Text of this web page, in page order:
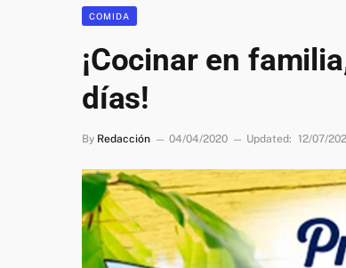
COMIDA
¡Cocinar en
días!
By Redacción 04/04/2020 Updated: 12/07/